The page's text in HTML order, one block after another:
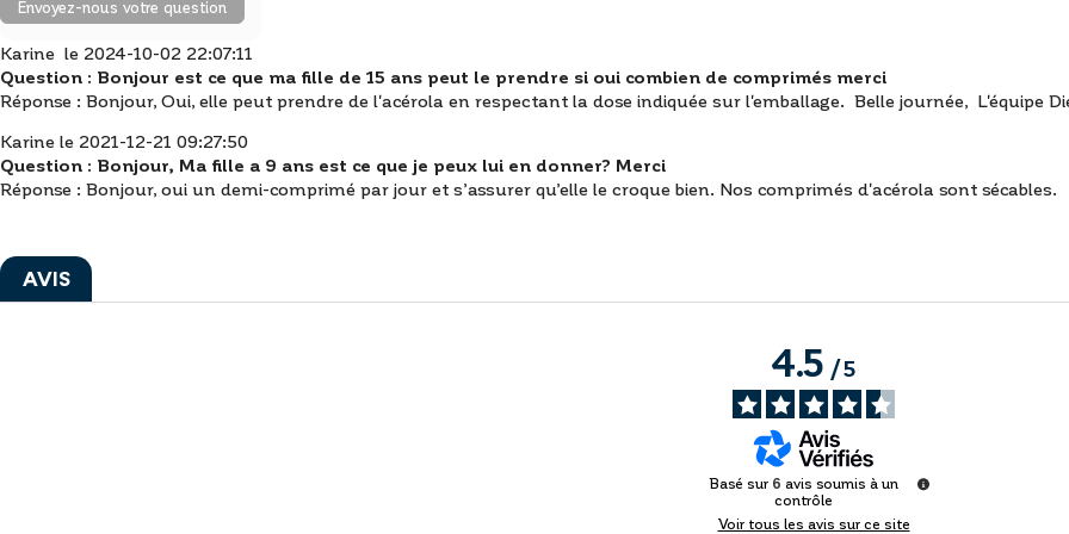
Envoyez-nous votre question
Karine le 2024-10-02 22:07:11
Question : Bonjour est ce que ma fille de 15 ans peut le prendre si oui combien de comprimés merci
Réponse : Bonjour, Oui, elle peut prendre de l'acérola en respectant la dose indiquée sur l'emballage. Belle journée, L'équipe
Karine le 2021-12-21 09:27:50
Question : Bonjour, Ma fille a 9 ans est ce que je peux lui en donner? Merci
Réponse : Bonjour, oui un demi-comprimé par jour et s’assurer qu’elle le croque bien. Nos comprimés d'acérola sont sécables.
AVIS
4.5/5
Basé sur 6 avis soumis à un
contrôle
Voir tous les avis sur ce site